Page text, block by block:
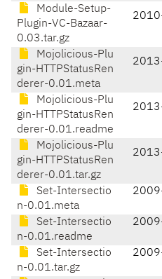
Module-Setup-
Plugin-VC-Bazaar-
0.03.tar.gz
Mojolicious-Plu
gin-HTTPStatusRen
derer-0.01.meta
Mojolicious-Plu
gin-HTTPStatusRen
derer-0.01.readme
Mojolicious-Plu
gin-HTTPStatusRen
derer-0.01.tar.gz
Set-Intersectio
n-0.01.meta
Set-Intersectio
n-0.01.readme
Set-Intersectio
n-0.01.tar.gz